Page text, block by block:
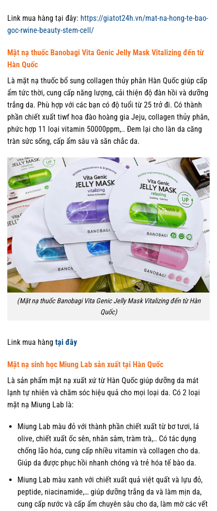
Link mua hàng tại đây: https://giatot24h.vn/mat-na-hong-te-bao-
goc-rwine-beauty-stem-cell/
Mặt nạ thuốc Banobagi Vita Genic Jelly Mask Vitalizing đến từ
Hàn Quốc
Là mặt nạ thuốc bổ sung collagen thủy phân Hàn Quốc giúp cấp
ẩm tức thời, cung cấp năng lượng, cải thiện độ đàn hồi và dưỡng
trắng da. Phù hợp với các bạn có độ tuổi từ 25 trở đi. Có thành
phần chiết xuất tiwf hoa đào hoàng gia Jeju, collagen thủy phân,
phức hợp 11 loại vitamin 50000ppm,.. Đem lại cho làn da căng
tràn sức sống, cấp ẩm sâu và săn chắc da.
(Mặt nạ thuốc Banobagi Vita Genic Jelly Mask Vitalizing đến từ Hàn
Quốc)
Link mua hàng tại đây
Mặt nạ sinh học Miung Lab sản xuất tại Hàn Quốc
Là sản phẩm mặt nạ xuất xứ từ Hàn Quốc giúp dưỡng da mát
lạnh tự nhiên và chăm sóc hiệu quả cho mọi loại da. Có 2 loại
mặt nạ Miung Lab là:
Miung Lab màu đỏ với thành phần chiết xuất từ bơ tươi, lá
olive, chiết xuất ốc sên, nhân sâm, tràm trà,.. Có tác dụng
chống lão hóa, cung cấp nhiều vitamin và collagen cho da.
Giúp da được phục hồi nhanh chóng và trẻ hóa tế bào da.
Miung Lab màu xanh với chiết xuất quả việt quất và lựu đỏ,
peptide, niacinamide,… giúp dưỡng trắng da và làm mịn da,
cung cấp nước và cấp ẩm chuyên sâu cho da, làm mờ các vết